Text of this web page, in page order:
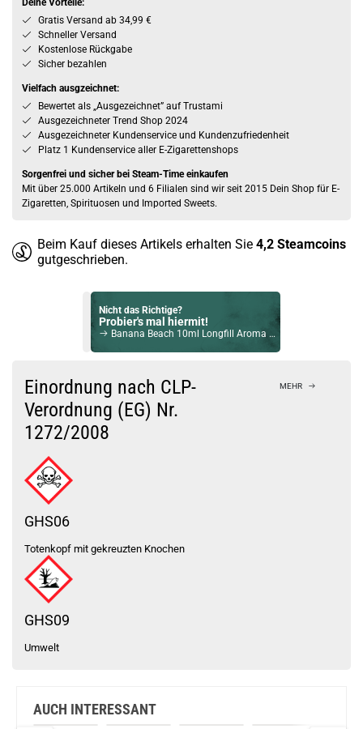
Deine Vorteile:
Gratis Versand ab 34,99 €
Schneller Versand
Kostenlose Rückgabe
Sicher bezahlen
Vielfach ausgzeichnet:
Bewertet als „Ausgezeichnet” auf Trustami
Ausgezeichneter Trend Shop 2024
Ausgezeichneter Kundenservice und Kundenzufriedenheit
Platz 1 Kundenservice aller E-Zigarettenshops
Sorgenfrei und sicher bei Steam-Time einkaufen
Mit über 25.000 Artikeln und 6 Filialen sind wir seit 2015 Dein Shop für E-
Zigaretten, Spirituosen und Imported Sweets.
Beim Kauf dieses Artikels erhalten Sie 4,2 Steamcoins
gutgeschrieben.
Nicht das Richtige?
Probier's mal hiermit!
Banana Beach 10ml Longfill Aroma by Bad Candy
Check das mal!
TVE E-Intense Peach Ice NicSalt Liquid 10ml / 20mg
Du willst Kröten sparen?
Schau mal hier!
Einordnung nach CLP-
Verordnung (EG) Nr.
1272/2008
MEHR
GHS06
Totenkopf mit gekreuzten Knochen
GHS09
Umwelt
AUCH INTERESSANT